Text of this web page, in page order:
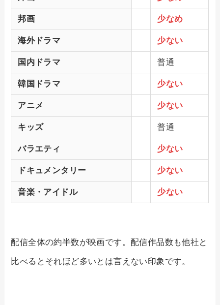
邦画 少なめ
海外ドラマ 少ない
国内ドラマ 普通
韓国ドラマ 少ない
アニメ 少ない
キッズ 普通
バラエティ 少ない
ドキュメンタリー 少ない
音楽・アイドル 少ない
配信全体の約半数が映画です。配信作品数も他社と
比べるとそれほど多いとは言えない印象です。